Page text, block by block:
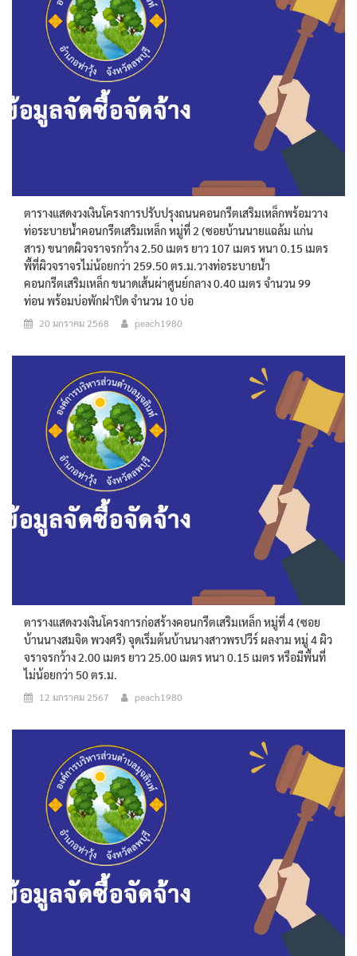
ตารางแสดงวงเงินโครงการปรับปรุงถนนคอนกรีตเสริมเหล็กพร้อมวาง
ท่อระบายน้ำคอนกรีตเสริมเหล็ก หมู่ที่ 2 (ซอยบ้านนายแฉล้ม แก่น
สาร) ขนาดผิวจราจรกว้าง 2.50 เมตร ยาว 107 เมตร หนา 0.15 เมตร
พื้ที่ผิวจราจรไม่น้อยกว่า 259.50 ตร.ม.วางท่อระบายน้ำ
คอนกรีตเสริมเหล็ก ขนาดเส้นผ่าศูนย์กลาง 0.40 เมตร จำนวน 99
ท่อน พร้อมบ่อพักฝาปิด จำนวน 10 บ่อ
20 มกราคม 2568 peach1980
ตารางแสดงวงเงินโครงการก่อสร้างคอนกรีตเสริมเหล็ก หมู่ที่ 4 (ซอย
บ้านนางสมจิต พวงศรี) จุดเริ่มต้นบ้านนางสาวพรปวีร์ ผลงาม หมู่ 4 ผิว
จราจรกว้าง 2.00 เมตร ยาว 25.00 เมตร หนา 0.15 เมตร หรือมีพื้นที่
ไม่น้อยกว่า 50 ตร.ม.
12 มกราคม 2567 peach1980